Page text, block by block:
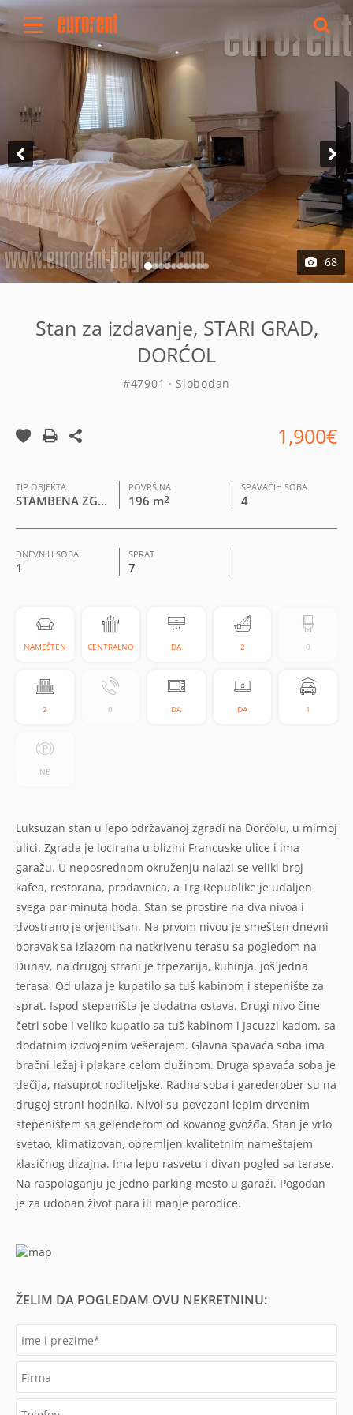
Izdavanje
O nama
Uslovi poslovanja
Cenovnik
Oglasite nekretninu
Vaš zahtev
Korisne informacije
Reference
Kontakt
68
Stan za izdavanje, STARI GRAD,
DORĆOL
#47901 · Slobodan
1,900€
TIP OBJEKTA
STAMBENA ZGRADA
POVRŠINA
196 m2
SPAVAĆIH SOBA
4
DNEVNIH SOBA
1
SPRAT
7
NAMEŠTEN CENTRALNO DA 2 0
2 0 DA DA 1
NE
Luksuzan stan u lepo održavanoj zgradi na Dorćolu, u mirnoj
ulici. Zgrada je locirana u blizini Francuske ulice i ima
garažu. U neposrednom okruženju nalazi se veliki broj
kafea, restorana, prodavnica, a Trg Republike je udaljen
svega par minuta hoda. Stan se prostire na dva nivoa i
dvostrano je orjentisan. Na prvom nivou je smešten dnevni
boravak sa izlazom na natkrivenu terasu sa pogledom na
Dunav, na drugoj strani je trpezarija, kuhinja, još jedna
terasa. Od ulaza je kupatilo sa tuš kabinom i stepenište za
sprat. Ispod stepeništa je dodatna ostava. Drugi nivo čine
četri sobe i veliko kupatio sa tuš kabinom i Jacuzzi kadom, sa
dodatnim izdvojenim vešerajem. Glavna spavaća soba ima
bračni ležaj i plakare celom dužinom. Druga spavaća soba je
dečija, nasuprot roditeljske. Radna soba i garederober su na
drugoj strani hodnika. Nivoi su povezani lepim drvenim
stepeništem sa gelenderom od kovanog gvožđa. Stan je vrlo
svetao, klimatizovan, opremljen kvalitetnim nameštajem
klasičnog dizajna. Ima lepu rasvetu i divan pogled sa terase.
Na raspolaganju je jedno parking mesto u garaži. Pogodan
je za udoban život para ili manje porodice.
ŽELIM DA POGLEDAM OVU NEKRETNINU: